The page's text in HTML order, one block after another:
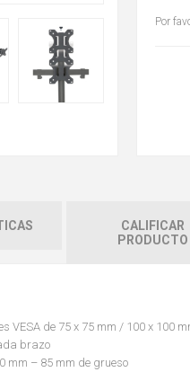
Por
CALIFICAR
PRODUCTO
VESA de 75 x 75 mm / 100 x 100
brazo
mm – 85 mm de grueso